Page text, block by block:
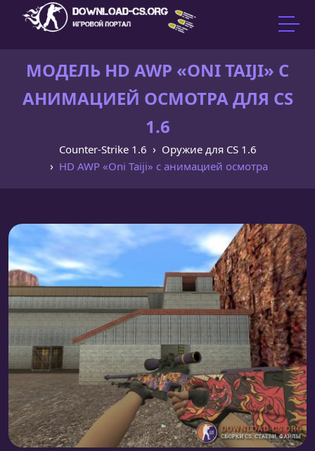
МОДЕЛЬ HD AWP «ONI TAIJI» С
АНИМАЦИЕЙ ОСМОТРА ДЛЯ CS
1.6
Counter-Strike 1.6
Оружие для CS 1.6
HD AWP «Oni Taiji» с анимацией осмотра